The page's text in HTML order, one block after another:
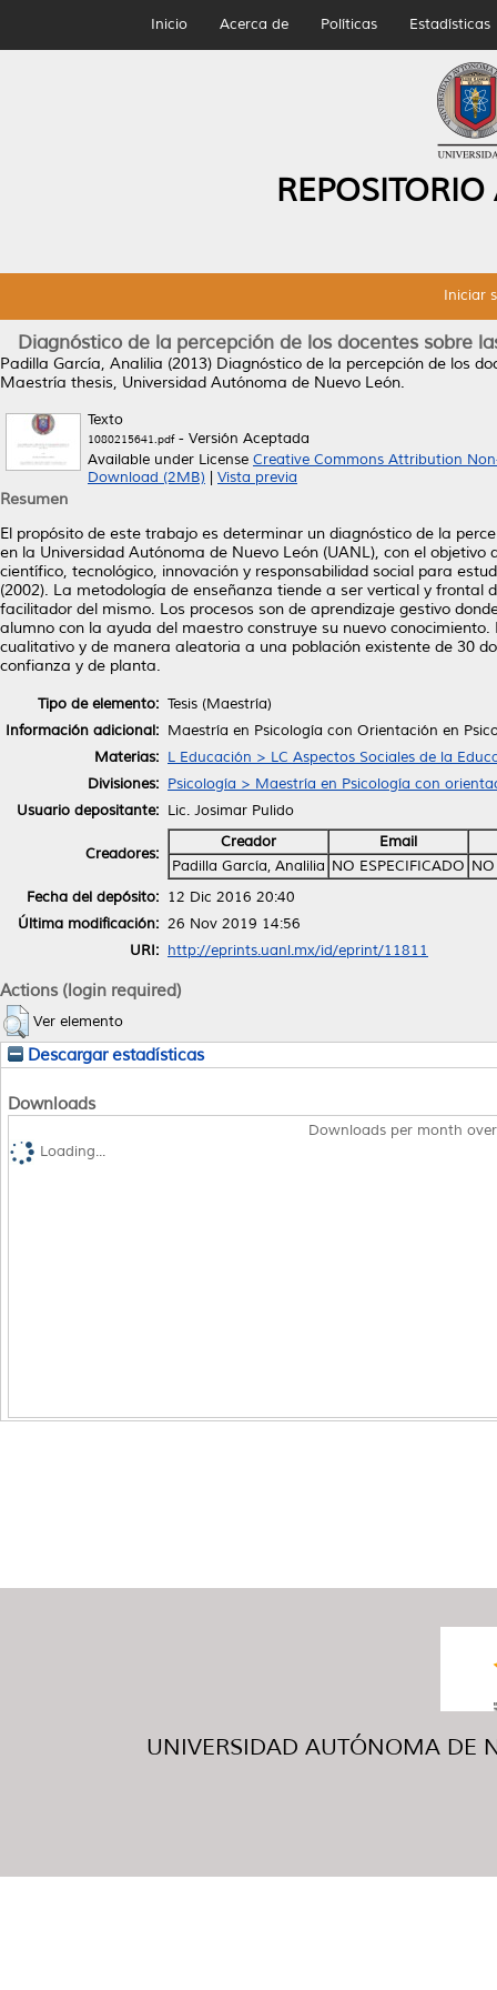
Inicio Acerca de Políticas Estadísticas
Iniciar
Diagnóstico de la percepción de los docentes sobre
Padilla García, Analilia (2013) Diagnóstico de la percepción de los
Maestría thesis, Universidad Autónoma de Nuevo León.
Texto
1080215641.pdf- Versión Aceptada
Available under License Creative Commons Attribution
Download (2MB)
Vista previa
Resumen
El propósito de este trabajo es determinar un diagnóstico de la
en la Universidad Autónoma de Nuevo León (UANL), con el
científico, tecnológico, innovación y responsabilidad social para
(2002). La metodología de enseñanza tiende a ser vertical y frontal
facilitador del mismo. Los procesos son de aprendizaje gestivo
alumno con la ayuda del maestro construye su nuevo
cualitativo y de manera aleatoria a una población existente de 30
confianza y de planta.
Tipo de elemento: Tesis (Maestría)
Información adicional: Maestría en Psicología con Orientación en
Materias: L Educación > LC Aspectos Sociales de la
Divisiones: Psicología > Maestría en Psicología con
Usuario depositante: Lic. Josimar Pulido
Creadores:
Creador
Email
Padilla García, Analilia NO ESPECIFICADO
Fecha del depósito: 12 Dic 2016 20:40
Última modificación: 26 Nov 2019 14:56
URI: http://eprints.uanl.mx/id/eprint/11811
Actions (login required)
Ver elemento
Descargar estadísticas
Downloads
Downloads per month
Loading...
UNIVERSIDAD AUTÓNOMA DE